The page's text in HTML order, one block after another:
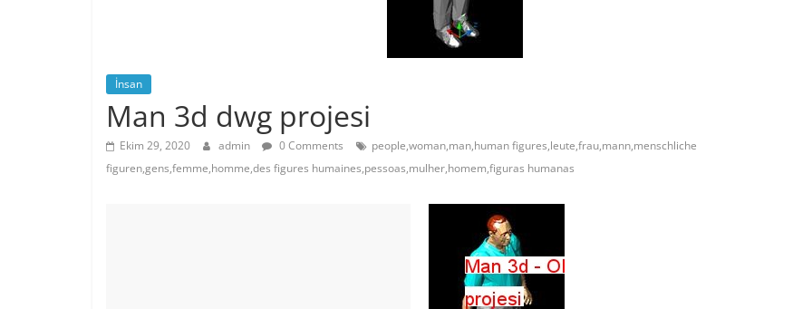
İnsan
Man 3d dwg projesi
Ekim 29, 2020 admin 0 Comments
people,woman,man,human figures,leute,frau,mann,menschliche
figuren,gens,femme,homme,des figures humaines,pessoas,mulher,homem,figuras humanas